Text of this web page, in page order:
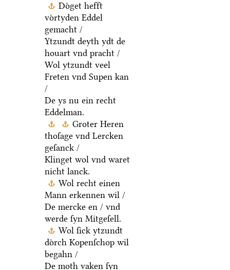
Doͤget hefft
voͤrtyden Eddel
gemacht /
Ytzundt deyth ydt de
houart vnd pracht /
Wol ytzundt veel
Freten vnd Supen kan
/
De ys nu ein recht
Eddelman.
Groter Heren
thoſage vnd Lercken
geſanck /
Klinget wol vnd waret
nicht lanck.
Wol recht einen
Mann erkennen wil /
De mercke en / vnd
werde ſyn Mitgeſell.
Wol ſick ytzundt
doͤrch Kopenſchop wil
begahn /
De moth vaken ſyn